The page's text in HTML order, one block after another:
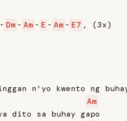
- Dm - Am - E - Am - E7 , (3x)
n'yo kwento ng
Am
dito sa buhay gapo